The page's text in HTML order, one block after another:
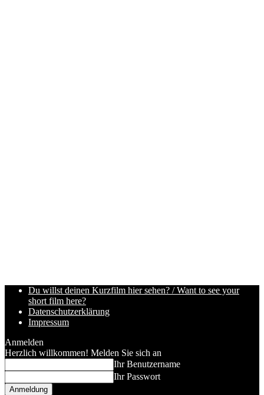
Du willst deinen Kurzfilm hier sehen? / Want to see your
short film here?
Datenschutzerklärung
Impressum
Anmelden
Herzlich willkommen! Melden Sie sich an
Ihr Benutzername
Ihr Passwort